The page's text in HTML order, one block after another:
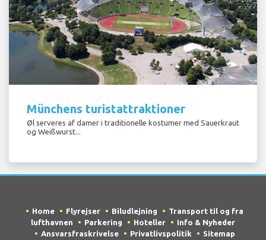
Münchens turistattraktioner
Øl serveres af damer i traditionelle kostumer med Sauerkraut
og Weißwurst...
Home Flyrejser Biludlejning
Transport til og fra
lufthavnen
Parkering Hoteller
Info & Nyheder
Ansvarsfraskrivelse
Privatlivspolitik Sitemap